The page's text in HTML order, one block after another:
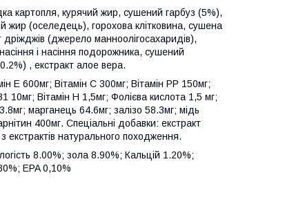
картопля, курячий жир, сушений гарбуз (5%),
жир (оселедець), горохова клітковина, сушена
(джерело манноолігосахаридів),
і насіння подорожника, сушений
, екстракт алое вера.
Е 600мг; Вітамін С 300мг; Вітамін РР 150мг;
10мг; Вітамін Н 1,5мг; Фолієва кислота 1,5 мг;
марганець 64.6мг; залізо 58.3мг; мідь
400мг. Спеціальні добавки: екстракт
натурального походження.
8.00%; зола 8.90%; Кальцій 1.20%;
EPA 0,10%